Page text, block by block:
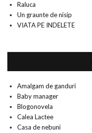
Raluca
Un graunte de nisip
VIATA PE INDELETE
Amalgam de ganduri
Baby manager
Blogonovela
Calea Lactee
Casa de nebuni